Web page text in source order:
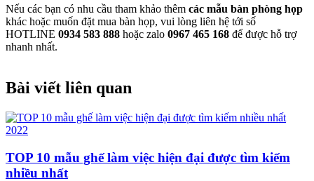
Nếu các bạn có nhu cầu tham khảo thêm các mẫu bàn phòng họp
khác hoặc muốn đặt mua bàn họp, vui lòng liên hệ tới số
HOTLINE 0934 583 888 hoặc zalo 0967 465 168 để được hỗ trợ
nhanh nhất.
Bài viết liên quan
TOP 10 mẫu ghế làm việc hiện đại được tìm kiếm
nhiều nhất